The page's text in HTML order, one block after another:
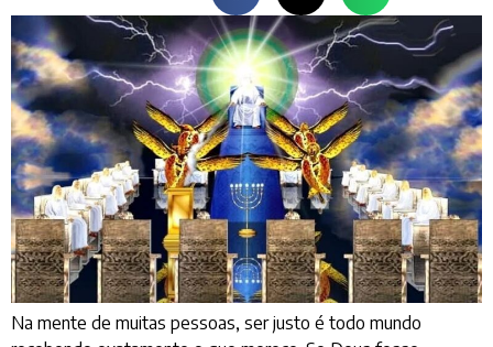
Na mente de muitas pessoas, ser justo é todo mundo